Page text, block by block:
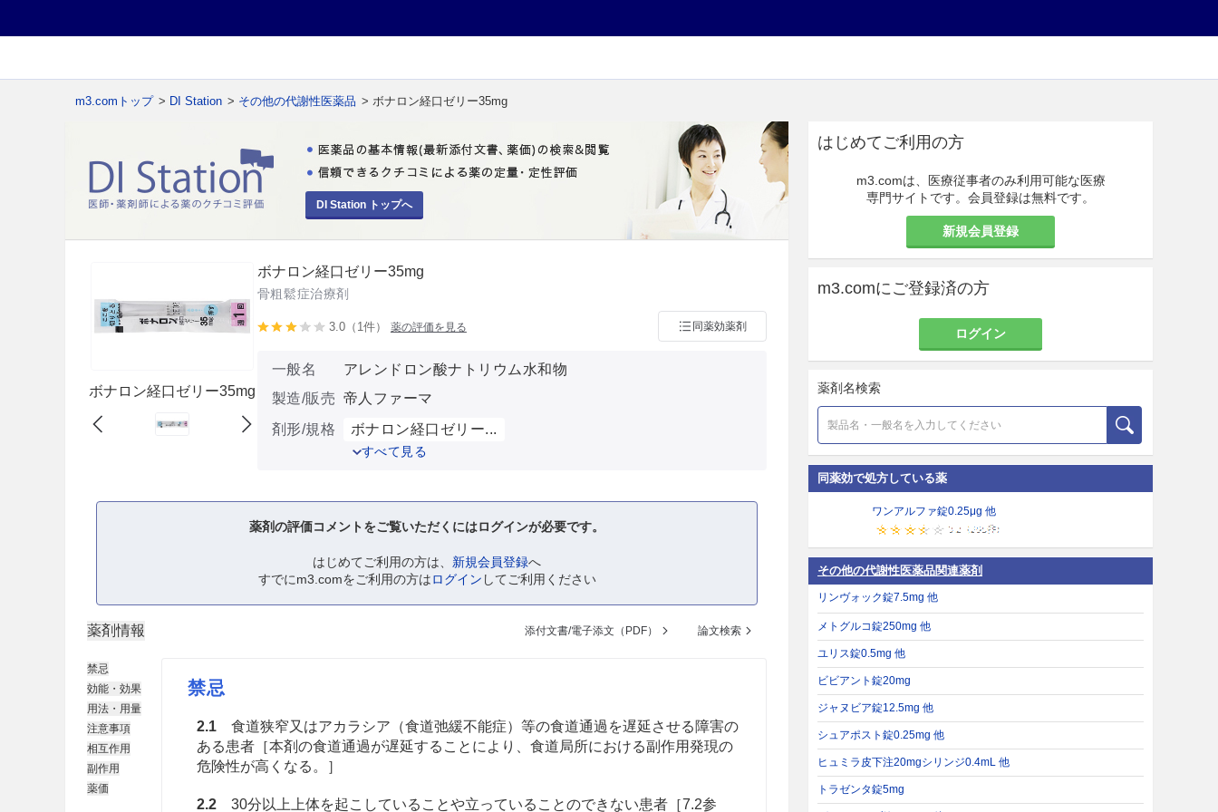
m3.comトップ > DI Station > その他の代謝性医薬品 > ボナロン経口ゼリー35mg
DI Station トップへ
ボナロン経口ゼリー35mg
ボナロン経口ゼリー35mg
骨粗鬆症治療剤
3.0（1件） 薬の評価を見る 同薬効薬剤
一般名
アレンドロン酸ナトリウム水和物
製造/販売 帝人ファーマ
剤形/規格
ボナロン経口ゼリー...
すべて見る
薬剤の評価コメントをご覧いただくにはログインが必要です。
はじめてご利用の方は、 新規会員登録へ
すでにm3.comをご利用の方はログイン してご利用ください
薬剤情報 添付文書/電子添文（PDF） 論文検索
禁忌
効能・効果
用法・用量
注意事項
相互作用
副作用
薬価
禁忌
2.1食道狭窄又はアカラシア（食道弛緩不能症）等の食道通過を遅延させる障害の
ある患者［本剤の食道通過が遅延することにより、食道局所における副作用発現の
危険性が高くなる。］
2.230分以上上体を起こしていることや立っていることのできない患者［7.2参
はじめてご利用の方
m3.comは、医療従事者のみ利用可能な医療
専門サイトです。会員登録は無料です。
新規会員登録
m3.comにご登録済の方
ログイン
薬剤名検索
同薬効で処方している薬
ワンアルファ錠0.25μg 他
その他の代謝性医薬品関連薬剤
リンヴォック錠7.5mg 他
メトグルコ錠250mg 他
ユリス錠0.5mg 他
ビビアント錠20mg
ジャヌビア錠12.5mg 他
シュアポスト錠0.25mg 他
ヒュミラ皮下注20mgシリンジ0.4mL 他
トラゼンタ錠5mg